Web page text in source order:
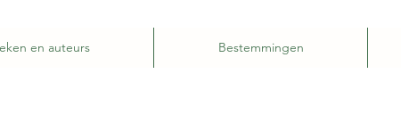
en auteurs Bestemmingen